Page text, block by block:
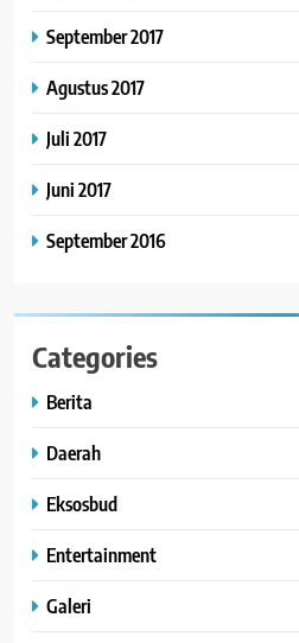
September 2017
Agustus 2017
Juli 2017
Juni 2017
September 2016
Categories
Berita
Daerah
Eksosbud
Entertainment
Galeri